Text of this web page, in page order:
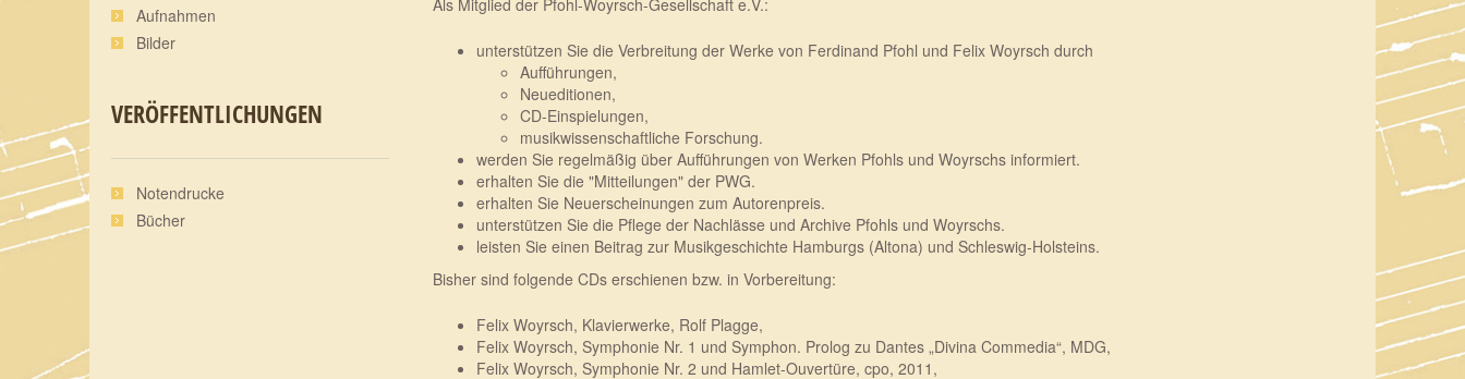
Als Mitglied der Pfohl-Woyrsch-Gesellschaft e.V.:
unterstützen Sie die Verbreitung der Werke von Ferdinand Pfohl und Felix Woyrsch durch
Aufführungen,
Neueditionen,
CD-Einspielungen,
musikwissenschaftliche Forschung.
werden Sie regelmäßig über Aufführungen von Werken Pfohls und Woyrschs informiert.
erhalten Sie die "Mitteilungen" der PWG.
erhalten Sie Neuerscheinungen zum Autorenpreis.
unterstützen Sie die Pflege der Nachlässe und Archive Pfohls und Woyrschs.
leisten Sie einen Beitrag zur Musikgeschichte Hamburgs (Altona) und Schleswig-Holsteins.
Bisher sind folgende CDs erschienen bzw. in Vorbereitung:
Felix Woyrsch, Klavierwerke, Rolf Plagge,
Felix Woyrsch, Symphonie Nr. 1 und Symphon. Prolog zu Dantes „Divina Commedia“, MDG,
Felix Woyrsch, Symphonie Nr. 2 und Hamlet-Ouvertüre, cpo, 2011,
Aufnahmen
Bilder
VERÖFFENTLICHUNGEN
Notendrucke
Bücher